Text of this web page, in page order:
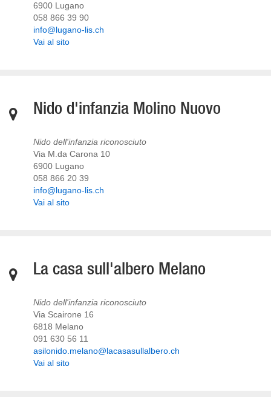
6900 Lugano
058 866 39 90
info@lugano-lis.ch
Vai al sito
Nido d'infanzia Molino Nuovo
Nido dell'infanzia riconosciuto
Via M.da Carona 10
6900 Lugano
058 866 20 39
info@lugano-lis.ch
Vai al sito
La casa sull'albero Melano
Nido dell'infanzia riconosciuto
Via Scairone 16
6818 Melano
091 630 56 11
asilonido.melano@lacasasullalbero.ch
Vai al sito